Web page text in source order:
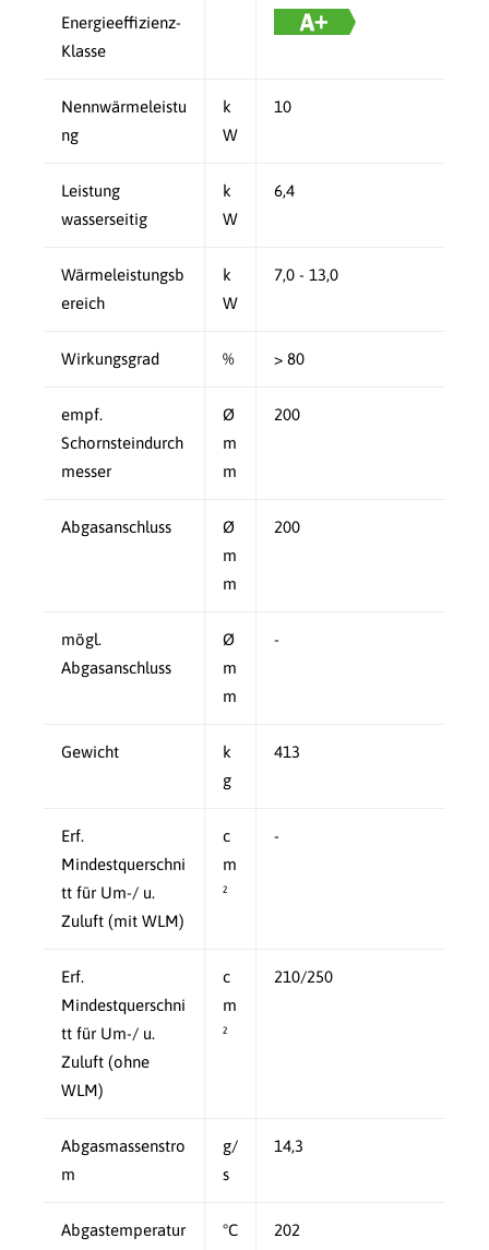
Energieeffizienz-
Klasse
Nennwärmeleistu
ng
k
W
10
Leistung
wasserseitig
k
W
6,4
Wärmeleistungsb
ereich
k
W
7,0 - 13,0
Wirkungsgrad % > 80
empf.
Schornsteindurch
messer
Ø
m
m
200
Abgasanschluss
Ø
m
m
200
mögl.
Abgasanschluss
Ø
m
m
-
Gewicht
k
g
413
Erf.
Mindestquerschni
tt für Um-/ u.
Zuluft (mit WLM)
c
m
²
-
Erf.
Mindestquerschni
tt für Um-/ u.
Zuluft (ohne
WLM)
c
m
²
210/250
Abgasmassenstro
m
g/
s
14,3
Abgastemperatur
°C 202